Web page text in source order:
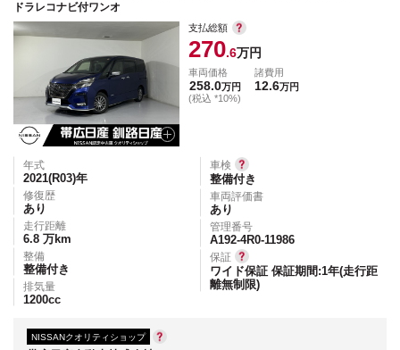
ドラレコナビ付ワンオ
支払総額
270.6万円
車両価格
258.0万円
(税込 *10%)
諸費用
12.6万円
年式
2021(R03)年
修復歴
あり
走行距離
6.8 万km
整備
整備付き
排気量
1200cc
車検
整備付き
車両評価書
あり
管理番号
A192-4R0-11986
保証
ワイド保証 保証期間:1年(走行距
離無制限)
NISSANクオリティショップ